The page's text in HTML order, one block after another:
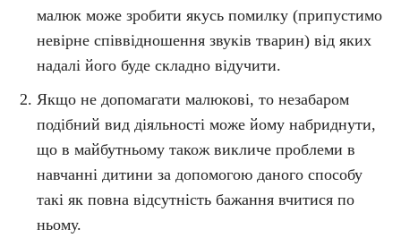
малюк може зробити якусь помилку (припустимо
невірне співвідношення звуків тварин) від яких
надалі його буде складно відучити.
Якщо не допомагати малюкові, то незабаром
подібний вид діяльності може йому набриднути,
що в майбутньому також викличе проблеми в
навчанні дитини за допомогою даного способу
такі як повна відсутність бажання вчитися по
ньому.